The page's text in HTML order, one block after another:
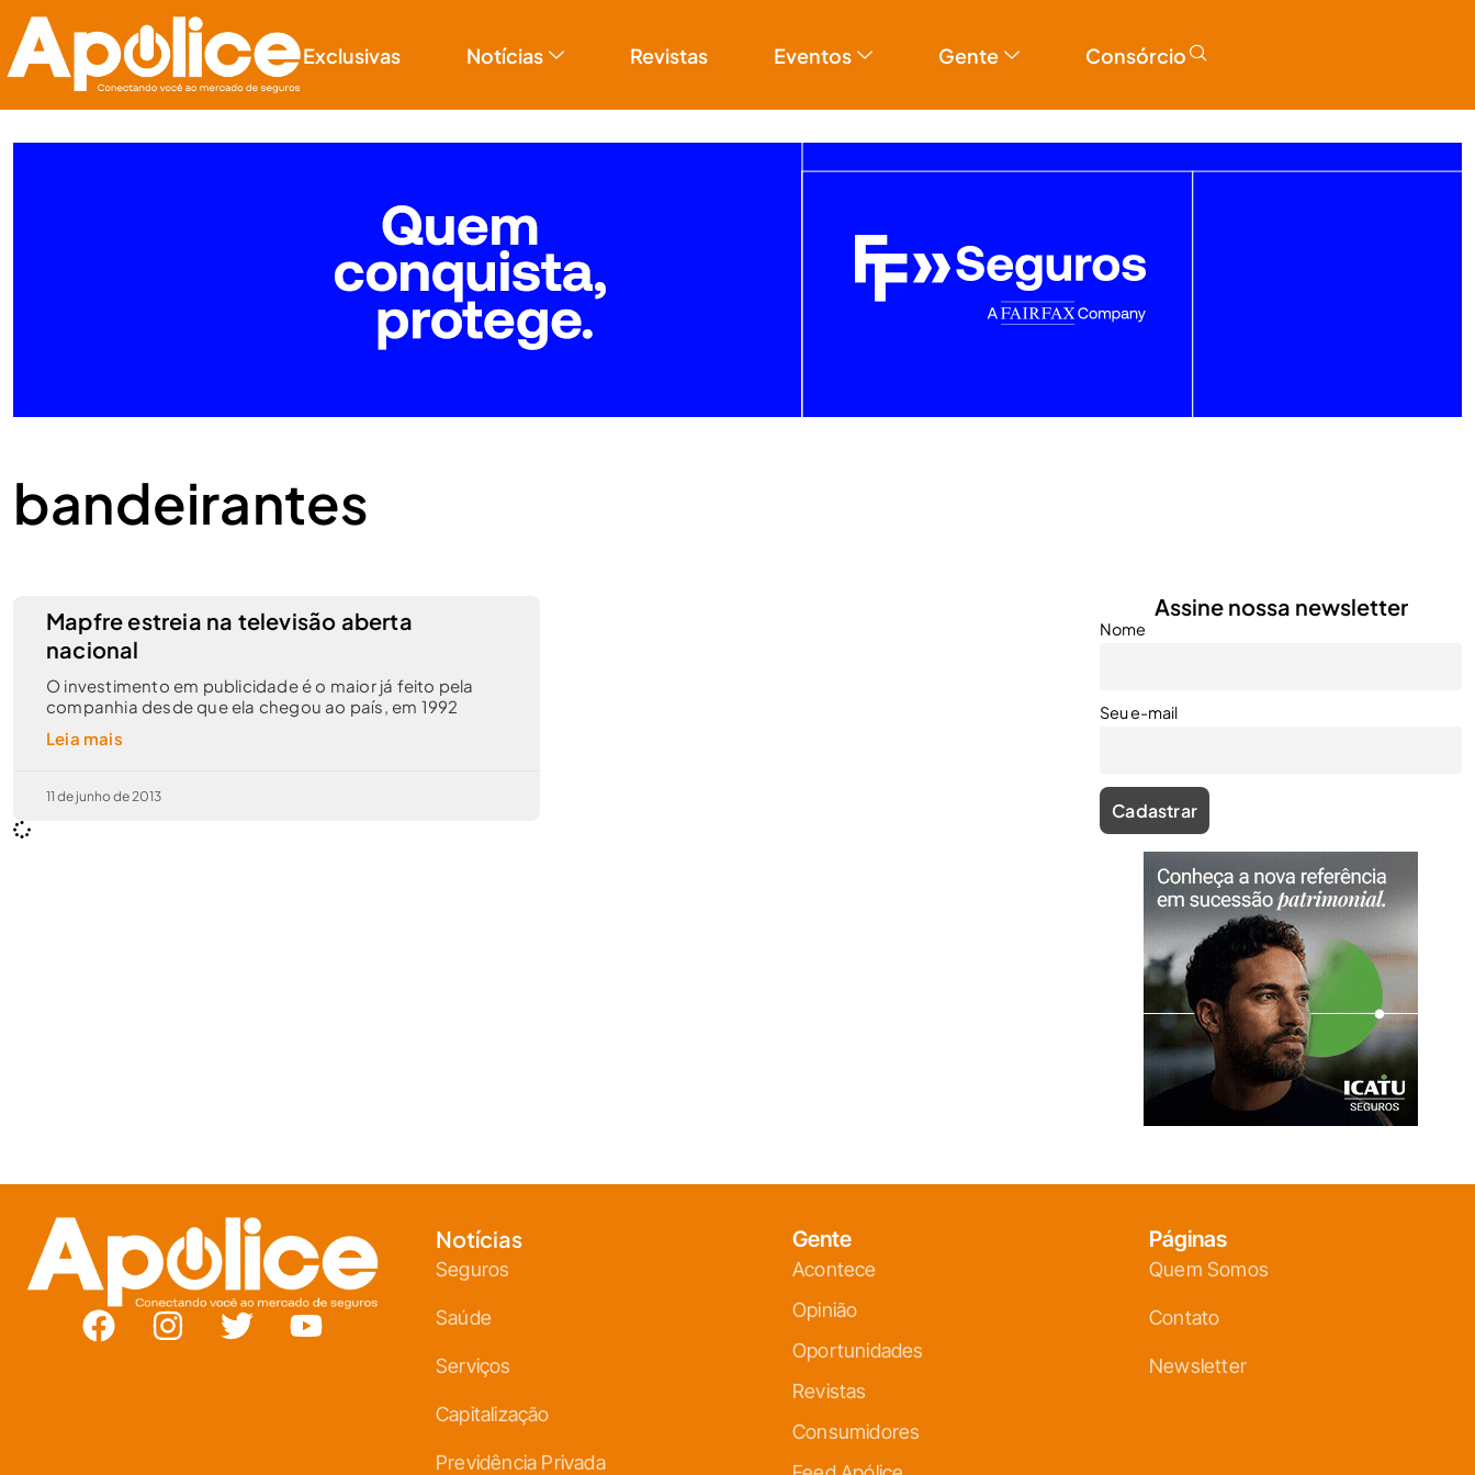
Exclusivas Notícias Revistas Eventos Gente Consórcio
bandeirantes
Mapfre estreia na televisão aberta
nacional
O investimento em publicidade é o maior já feito pela
companhia desde que ela chegou ao país, em 1992
Leia mais
11 de junho de 2013
Assine nossa newsletter
Nome
Seu e-mail
Notícias
Seguros
Saúde
Serviços
Capitalização
Previdência Privada
Gente
Acontece
Opinião
Oportunidades
Revistas
Consumidores
Páginas
Quem Somos
Contato
Newsletter